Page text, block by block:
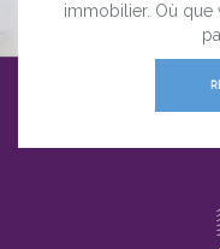
immobilier. Où